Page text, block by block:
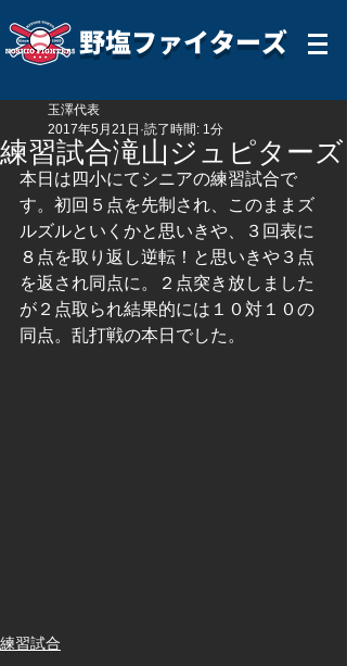
野塩ファイターズ
練習試合滝山ジュピターズ
玉澤代表
2017年5月21日 読了時間: 1分
本日は四小にてシニアの練習試合で
す。初回５点を先制され、このままズ
ルズルといくかと思いきや、３回表に
８点を取り返し逆転！と思いきや３点
を返され同点に。２点突き放しました
が２点取られ結果的には１０対１０の
同点。乱打戦の本日でした。
練習試合